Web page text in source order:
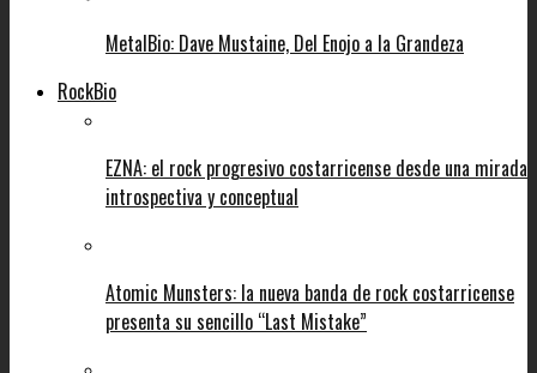
MetalBio: Dave Mustaine, Del Enojo a la Grandeza
RockBio
EZNA: el rock progresivo costarricense desde una mirada
introspectiva y conceptual
Atomic Munsters: la nueva banda de rock costarricense
presenta su sencillo “Last Mistake”